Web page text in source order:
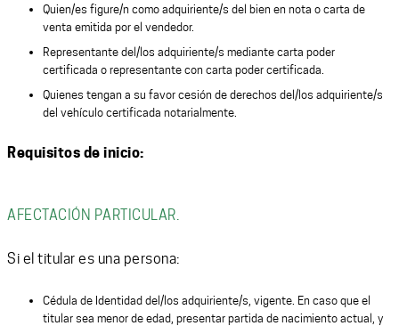
Quien/es figure/n como adquiriente/s del bien en nota o carta de
venta emitida por el vendedor.
Representante del/los adquiriente/s mediante carta poder
certificada o representante con carta poder certificada.
Quienes tengan a su favor cesión de derechos del/los adquiriente/s
del vehículo certificada notarialmente.
Requisitos de inicio:
AFECTACIÓN PARTICULAR.
Si el titular es una persona:
Cédula de Identidad del/los adquiriente/s, vigente. En caso que el
titular sea menor de edad, presentar partida de nacimiento actual, y